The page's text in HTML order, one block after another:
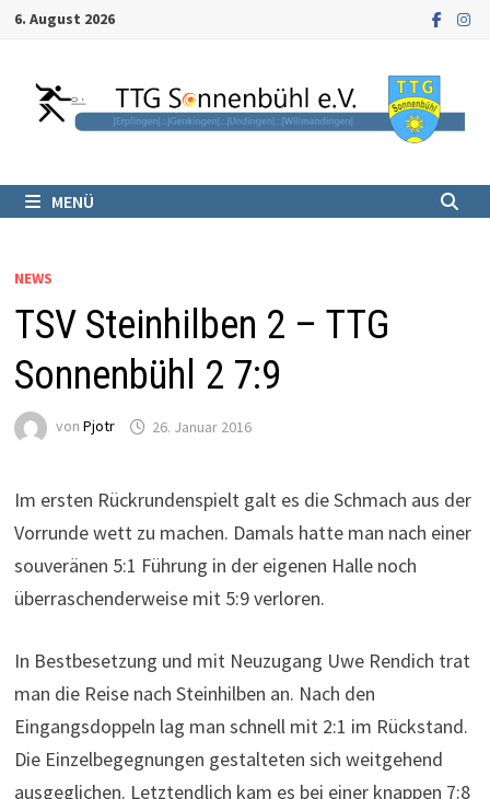
Zum6. August 2026
MENÜ
NEWS
TSV Steinhilben 2 – TTG
Sonnenbühl 2 7:9
von Pjotr 26. Januar 2016
Im ersten Rückrundenspielt galt es die Schmach aus der
Vorrunde wett zu machen. Damals hatte man nach einer
souveränen 5:1 Führung in der eigenen Halle noch
überraschenderweise mit 5:9 verloren.
In Bestbesetzung und mit Neuzugang Uwe Rendich trat
man die Reise nach Steinhilben an. Nach den
Eingangsdoppeln lag man schnell mit 2:1 im Rückstand.
Die Einzelbegegnungen gestalteten sich weitgehend
ausgeglichen. Letztendlich kam es bei einer knappen 7:8